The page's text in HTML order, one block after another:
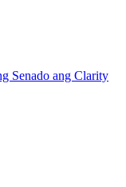
Senado ang Clarity